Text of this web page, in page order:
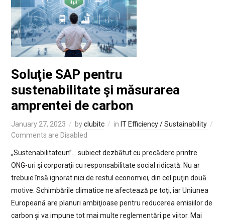
Soluţie SAP pentru
sustenabilitate şi măsurarea
amprentei de carbon
January 27, 2023 byclubitc in IT Efficiency / Sustainability
Comments are Disabled
„Sustenabilitateun”… subiect dezbătut cu precădere printre
ONG-uri şi corporaţii cu responsabilitate social ridicată. Nu ar
trebuie însă ignorat nici de restul economiei, din cel puţin două
motive. Schimbările climatice ne afectează pe toți, iar Uniunea
Europeană are planuri ambiţioase pentru reducerea emisiilor de
carbon și va impune tot mai multe reglementări pe viitor. Mai